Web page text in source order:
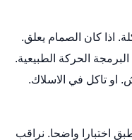
اذا كان الصمام يعلق.
الحركة الطبيعية.
او تاكل في الاسلاك.
اختبارا واضحا. نراقب